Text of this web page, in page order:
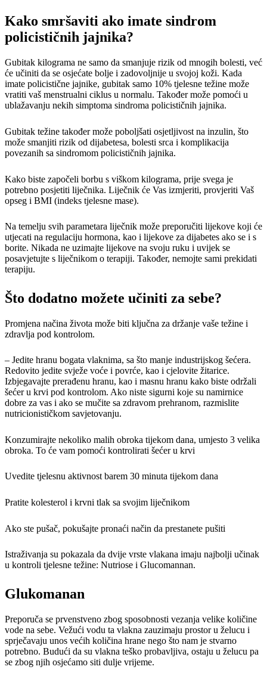
Kako smršaviti ako imate sindrom
policističnih jajnika?
Gubitak kilograma ne samo da smanjuje rizik od mnogih bolesti, već
će učiniti da se osjećate bolje i zadovoljnije u svojoj koži. Kada
imate policistične jajnike, gubitak samo 10% tjelesne težine može
vratiti vaš menstrualni ciklus u normalu. Također može pomoći u
ublažavanju nekih simptoma sindroma policističnih jajnika.
Gubitak težine također može poboljšati osjetljivost na inzulin, što
može smanjiti rizik od dijabetesa, bolesti srca i komplikacija
povezanih sa sindromom policističnih jajnika.
Kako biste započeli borbu s viškom kilograma, prije svega je
potrebno posjetiti liječnika. Liječnik će Vas izmjeriti, provjeriti Vaš
opseg i BMI (indeks tjelesne mase).
Na temelju svih parametara liječnik može preporučiti lijekove koji će
utjecati na regulaciju hormona, kao i lijekove za dijabetes ako se i s
borite. Nikada ne uzimajte lijekove na svoju ruku i uvijek se
posavjetujte s liječnikom o terapiji. Također, nemojte sami prekidati
terapiju.
Što dodatno možete učiniti za sebe?
Promjena načina života može biti ključna za držanje vaše težine i
zdravlja pod kontrolom.
– Jedite hranu bogata vlaknima, sa što manje industrijskog šećera.
Redovito jedite svježe voće i povrće, kao i cjelovite žitarice.
Izbjegavajte prerađenu hranu, kao i masnu hranu kako biste održali
šećer u krvi pod kontrolom. Ako niste sigurni koje su namirnice
dobre za vas i ako se mučite sa zdravom prehranom, razmislite
nutricionističkom savjetovanju.
Konzumirajte nekoliko malih obroka tijekom dana, umjesto 3 velika
obroka. To će vam pomoći kontrolirati šećer u krvi
Uvedite tjelesnu aktivnost barem 30 minuta tijekom dana
Pratite kolesterol i krvni tlak sa svojim liječnikom
Ako ste pušač, pokušajte pronaći način da prestanete pušiti
Istraživanja su pokazala da dvije vrste vlakana imaju najbolji učinak
u kontroli tjelesne težine: Nutriose i Glucomannan.
Glukomanan
Preporuča se prvenstveno zbog sposobnosti vezanja velike količine
vode na sebe. Vežući vodu ta vlakna zauzimaju prostor u želucu i
sprječavaju unos većih količina hrane nego što nam je stvarno
potrebno. Budući da su vlakna teško probavljiva, ostaju u želucu pa
se zbog njih osjećamo siti dulje vrijeme.